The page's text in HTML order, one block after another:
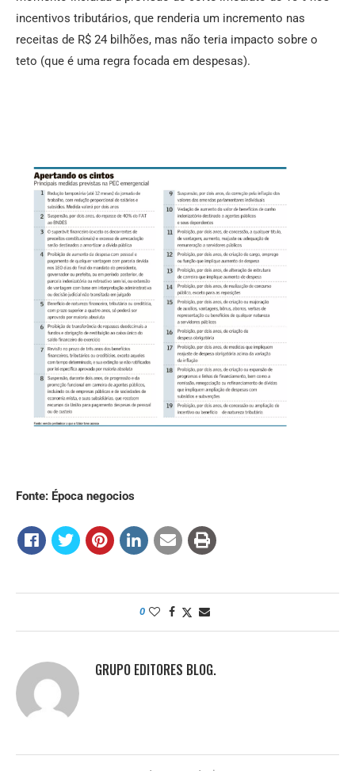
incentivos tributários, que renderia um incremento nas
receitas de R$ 24 bilhões, mas não teria impacto sobre o
teto (que é uma regra focada em despesas).
Fonte: Época negocios
0
GRUPO EDITORES BLOG.